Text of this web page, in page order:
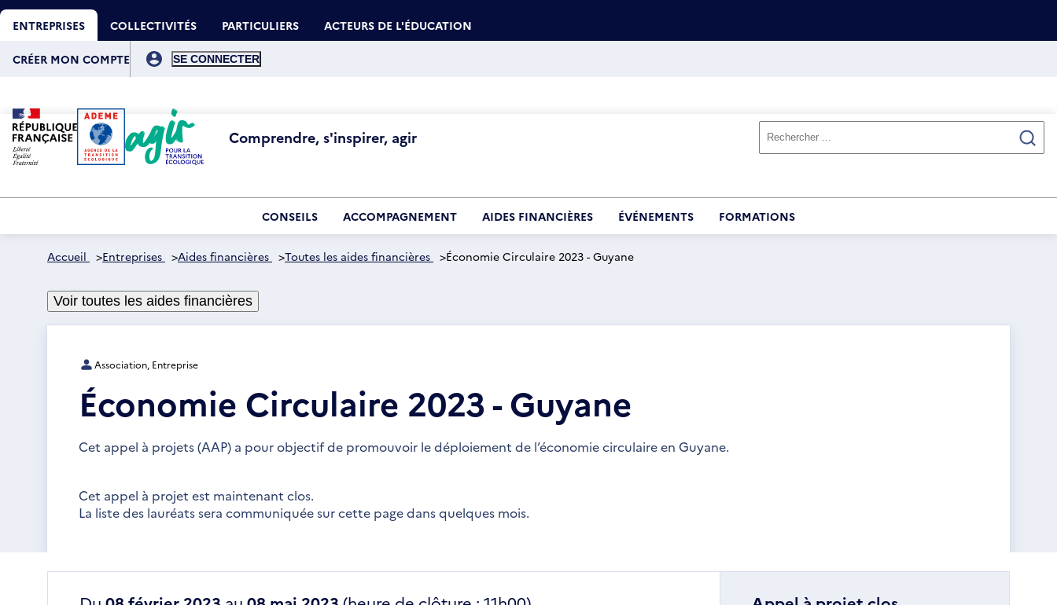
Aller
au
contenu
ENTREPRISES COLLECTIVITÉS PARTICULIERS ACTEURS DE L'ÉDUCATION
compte
CRÉER MON COMPTE
Comprendre, s'inspirer, agir
CONSEILS ACCOMPAGNEMENT AIDES FINANCIÈRES ÉVÉNEMENTS FORMATIONS
Accueil >Entreprises >Aides financières >Toutes les aides financières >Économie Circulaire 2023 - Guyane
Voir toutes les aides financières
Association, Entreprise
Économie Circulaire 2023 - Guyane
Cet appel à projets (AAP) a pour objectif de promouvoir le déploiement de l’économie circulaire en Guyane.
Cet appel à projet est maintenant clos.
La liste des lauréats sera communiquée sur cette page dans quelques mois.